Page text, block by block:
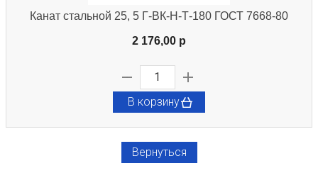
Канат стальной 25, 5 Г-ВК-Н-Т-180 ГОСТ 7668-80
2 176,00 p
В корзину
Вернуться